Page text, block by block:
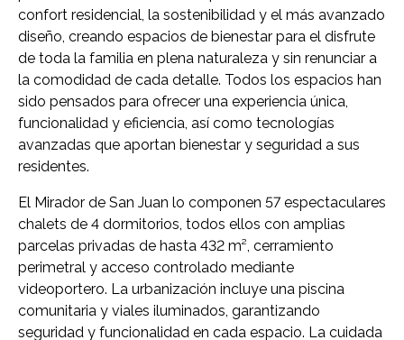
confort residencial, la sostenibilidad y el más avanzado
diseño, creando espacios de bienestar para el disfrute
de toda la familia en plena naturaleza y sin renunciar a
la comodidad de cada detalle. Todos los espacios han
sido pensados para ofrecer una experiencia única,
funcionalidad y eficiencia, así como tecnologías
avanzadas que aportan bienestar y seguridad a sus
residentes.
El Mirador de San Juan lo componen 57 espectaculares
chalets de 4 dormitorios, todos ellos con amplias
parcelas privadas de hasta 432 m², cerramiento
perimetral y acceso controlado mediante
videoportero. La urbanización incluye una piscina
comunitaria y viales iluminados, garantizando
seguridad y funcionalidad en cada espacio. La cuidada